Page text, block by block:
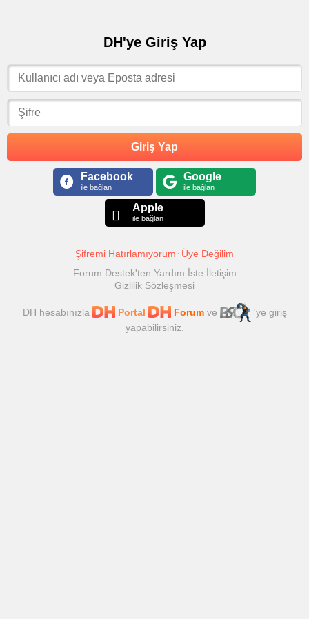
DH'ye Giriş Yap
Giriş Yap
Facebook
ile bağlan
Google
ile bağlan
Apple
ile bağlan
Şifremi Hatırlamıyorum
Üye Değilim
Forum Destek'ten Yardım İste İletişim
Gizlilik Sözleşmesi
DH hesabınızla Portal Forumve
'ye giriş
yapabilirsiniz.